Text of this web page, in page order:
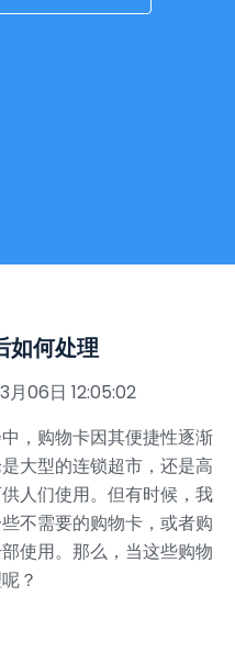
如何处理
月06日 12:05:02
，购物卡因其便捷性逐渐
大型的连锁超市，还是高
人们使用。但有时候，我
不需要的购物卡，或者购
使用。那么，当这些购物
？